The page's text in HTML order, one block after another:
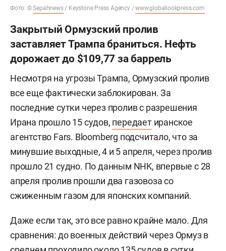
Фото: ©Sepahnews/ Keystone Press Agency /www.globallookpress.com
Закрытый Ормузский пролив
заставляет Трампа браниться. Нефть
дорожает до $109,77 за баррель
Несмотря на угрозы Трампа, Ормузский пролив
все еще фактически заблокирован. За
последние сутки через пролив с разрешения
Ирана прошло 15 судов, передаетиранское
агентство Fars. Bloomberg подсчитало, что за
минувшие выходные, 4 и 5 апреля, через пролив
прошло 21 судно. По данным NHK, впервые с 28
апреля пролив прошли два газовоза со
сжиженным газом для японских компаний.
Даже если так, это все равно крайне мало. Для
сравнения: до военных действий через Ормуз в